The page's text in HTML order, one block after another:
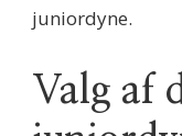
juniordyne.
Valg af